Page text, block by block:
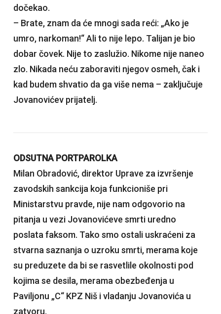
dočekao.
– Brate, znam da će mnogi sada reći: „Ako je
umro, narkoman!“ Ali to nije lepo. Talijan je bio
dobar čovek. Nije to zaslužio. Nikome nije naneo
zlo. Nikada neću zaboraviti njegov osmeh, čak i
kad budem shvatio da ga više nema – zaključuje
Jovanovićev prijatelj.
ODSUTNA PORTPAROLKA
Milan Obradović, direktor Uprave za izvršenje
zavodskih sankcija koja funkcioniše pri
Ministarstvu pravde, nije nam odgovorio na
pitanja u vezi Jovanovićeve smrti uredno
poslata faksom. Tako smo ostali uskraćeni za
stvarna saznanja o uzroku smrti, merama koje
su preduzete da bi se rasvetlile okolnosti pod
kojima se desila, merama obezbeđenja u
Paviljonu „C“ KPZ Niš i vladanju Jovanovića u
zatvoru.